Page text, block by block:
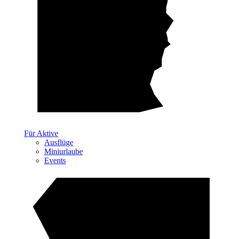
Für Aktive
Ausflüge
Miniurlaube
Events